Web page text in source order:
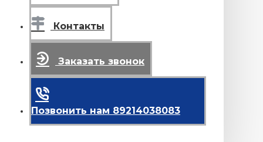
Контакты
Заказать звонок
Позвонить нам 89214038083